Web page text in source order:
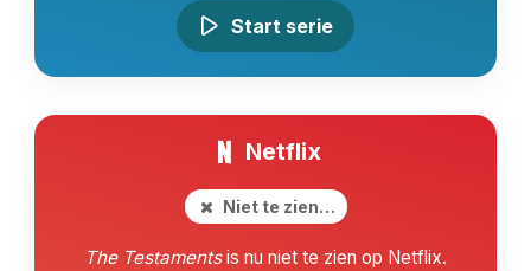
Start serie
Netflix
Niet te zien…
The Testamentsis nu niet te zien op Netflix.